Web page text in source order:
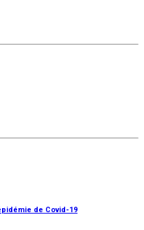
de Covid-19